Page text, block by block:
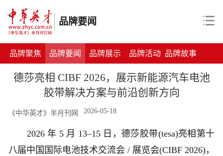
品牌要闻
品牌聚焦 品牌要闻 品牌展示 品牌活动 品牌故事
德莎亮相 CIBF 2026，展示新能源汽车电池
胶带解决方案与前沿创新方向
《中华英才》半月刊网 2026-05-18
2026 年 5 月 13–15 日，德莎胶带(tesa)亮相第十
八届中国国际电池技术交流会 / 展览会(CIBF 2026)，